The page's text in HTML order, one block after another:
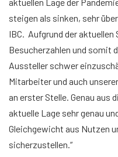
aktuellen Lage der
steigen als sinken, sehr
IBC. Aufgrund der
Besucherzahlen und somit
Aussteller schwer
Mitarbeiter und auch
an erster Stelle. Genau aus
aktuelle Lage sehr genau
Gleichgewicht aus Nutzen
sicherzustellen.“